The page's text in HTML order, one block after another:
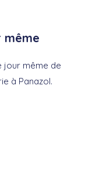
même
jour même de
à Panazol.